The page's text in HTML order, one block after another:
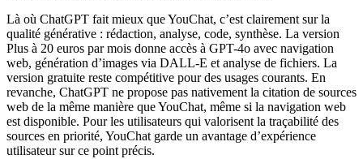
Là où ChatGPT fait mieux que YouChat, c’est clairement sur la
qualité générative : rédaction, analyse, code, synthèse. La version
Plus à 20 euros par mois donne accès à GPT-4o avec navigation
web, génération d’images via DALL-E et analyse de fichiers. La
version gratuite reste compétitive pour des usages courants. En
revanche, ChatGPT ne propose pas nativement la citation de sources
web de la même manière que YouChat, même si la navigation web
est disponible. Pour les utilisateurs qui valorisent la traçabilité des
sources en priorité, YouChat garde un avantage d’expérience
utilisateur sur ce point précis.